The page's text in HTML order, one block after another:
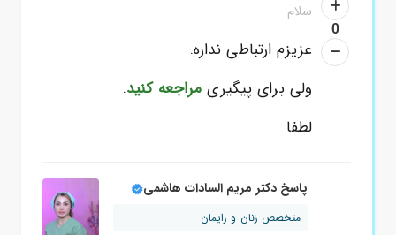
0
سلام
عزیزم ارتباطی نداره.
ولی برای پیگیری مراجعه کنید.
لطفا
پاسخ دکتر مریم السادات هاشمی
متخصص زنان و زایمان